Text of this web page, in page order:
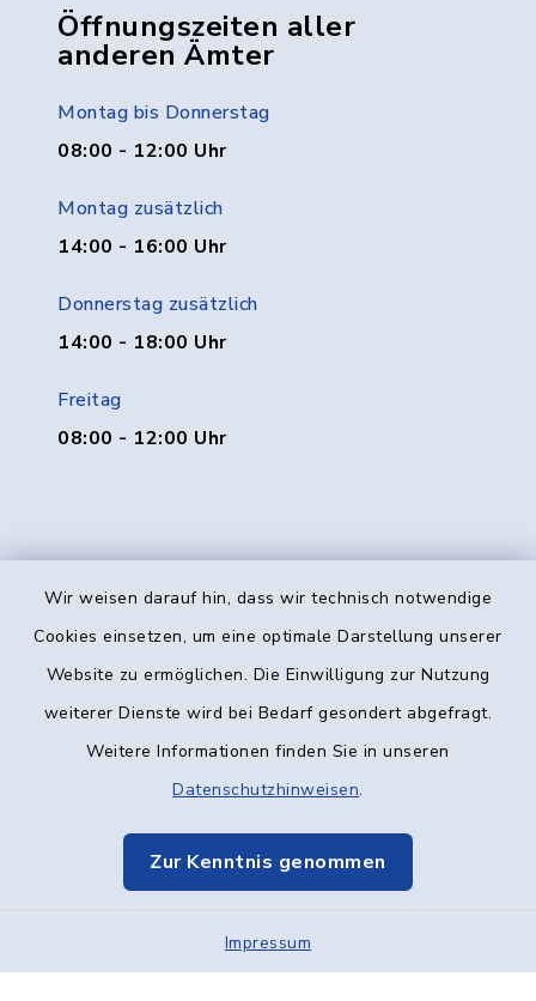
Wir weisen darauf hin, dass wir technisch notwendige
Cookies einsetzen, um eine optimale Darstellung unserer
Website zu ermöglichen. Die Einwilligung zur Nutzung
weiterer Dienste wird bei Bedarf gesondert abgefragt.
Weitere Informationen finden Sie in unseren
Datenschutzhinweisen.
Zur Kenntnis genommen
Impressum
Öffnungszeiten aller
anderen Ämter
Montag bis Donnerstag
08:00 - 12:00 Uhr
Montag zusätzlich
14:00 - 16:00 Uhr
Donnerstag zusätzlich
14:00 - 18:00 Uhr
Freitag
08:00 - 12:00 Uhr
Kontakt
Datenschutz
Elektronische Kommunikation
Sitemap